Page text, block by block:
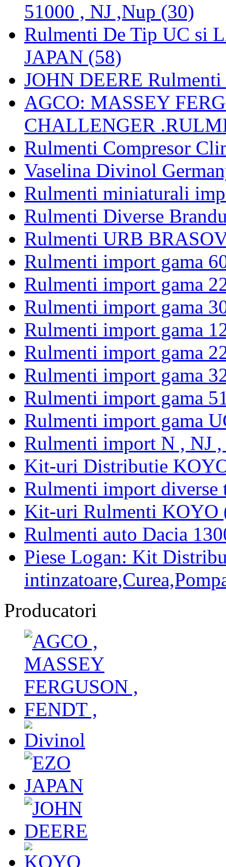
51000 , NJ ,Nup (30)
Rulmenti De Tip UC si
JAPAN (58)
JOHN DEERE
AGCO: MASSEY
CHALLENGER
Rulmenti Compresor
Vaselina Divinol
Rulmenti miniaturali
Rulmenti Diverse
Rulmenti URB
Rulmenti import gama
Rulmenti import gama
Rulmenti import gama
Rulmenti import gama
Rulmenti import gama
Rulmenti import gama
Rulmenti import gama
Rulmenti import gama
Rulmenti import N , NJ
Kit-uri Distributie
Rulmenti import
Kit-uri Rulmenti KOYO
Rulmenti auto Dacia
Piese Logan: Kit
Producatori